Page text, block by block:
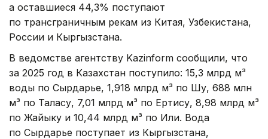
а оставшиеся 44,3% поступают
по трансграничным рекам из Китая, Узбекистана,
России и Кыргызстана.
В ведомстве агентству Kazinform сообщили, что
за 2025 год в Казахстан поступило: 15,3 млрд м³
воды по Сырдарье, 1,918 млрд м³ по Шу, 688 млн
м³ по Таласу, 7,01 млрд м³ по Ертису, 8,98 млрд м³
по Жайыку и 10,44 млрд м³ по Или. Вода
по Сырдарье поступает из Кыргызстана,